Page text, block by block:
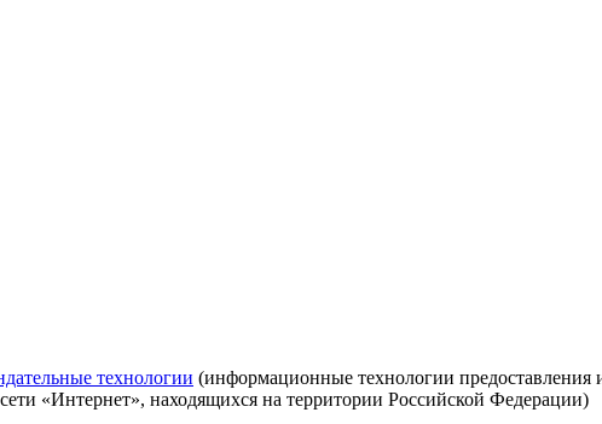
технологии (информационные технологии предоставления
«Интернет», находящихся на территории Российской Федерации)